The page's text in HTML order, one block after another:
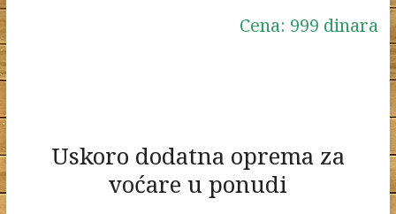
Cena: 999 dinara
Uskoro dodatna oprema za
voćare u ponudi